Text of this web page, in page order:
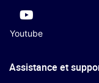
Youtube
Assistance et